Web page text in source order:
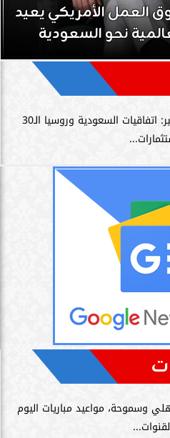
العمل الأمريكي يعيد
نحو السعودية
سامر شقير: اتفاقيات السعودية وروسيا الـ30
وسموحة، مواعيد مباريات اليوم